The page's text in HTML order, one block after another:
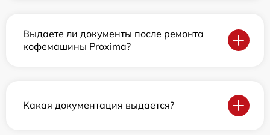
Выдаете ли документы после ремонта
кофемашины Proxima?
Какая документация выдается?